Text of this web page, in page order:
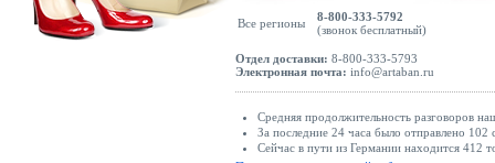
Все регионы
8-800-333-5792
(звонок бесплатный)
Отдел доставки: 8-800-333-5793
Электронная почта: info@artaban.ru
Средняя продолжительность разговоров
За последние 24 часа было отправлено
Сейчас в пути из Германии находится 412